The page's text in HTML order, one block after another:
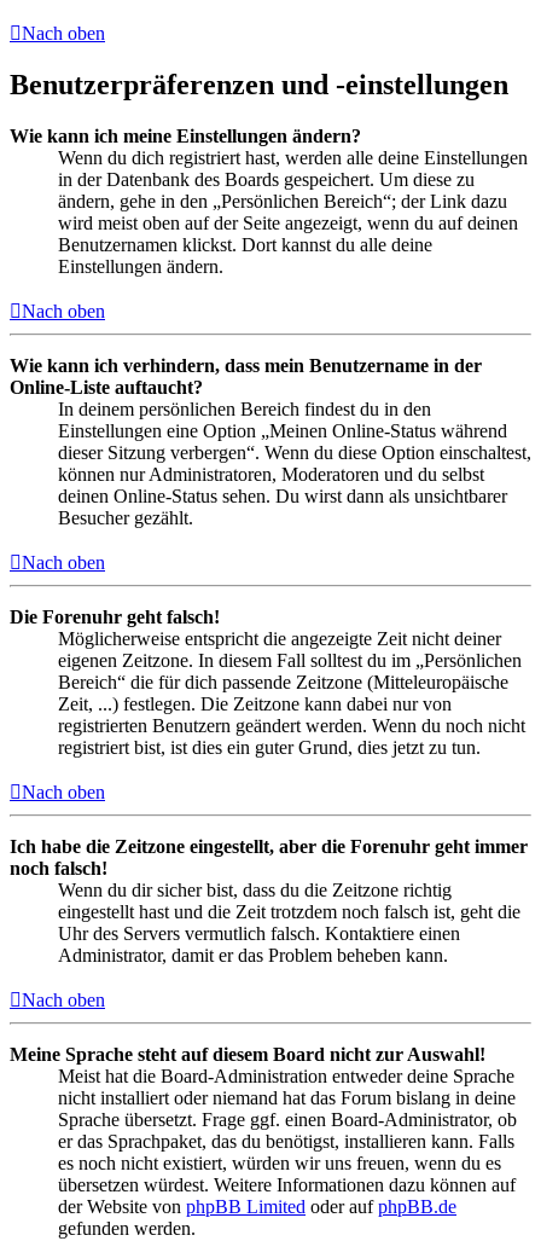
Nach oben
Benutzerpräferenzen und -einstellungen
Wie kann ich meine Einstellungen ändern?
Wenn du dich registriert hast, werden alle deine Einstellungen
in der Datenbank des Boards gespeichert. Um diese zu
ändern, gehe in den „Persönlichen Bereich“; der Link dazu
wird meist oben auf der Seite angezeigt, wenn du auf deinen
Benutzernamen klickst. Dort kannst du alle deine
Einstellungen ändern.
Nach oben
Wie kann ich verhindern, dass mein Benutzername in der
Online-Liste auftaucht?
In deinem persönlichen Bereich findest du in den
Einstellungen eine Option „Meinen Online-Status während
dieser Sitzung verbergen“. Wenn du diese Option einschaltest,
können nur Administratoren, Moderatoren und du selbst
deinen Online-Status sehen. Du wirst dann als unsichtbarer
Besucher gezählt.
Nach oben
Die Forenuhr geht falsch!
Möglicherweise entspricht die angezeigte Zeit nicht deiner
eigenen Zeitzone. In diesem Fall solltest du im „Persönlichen
Bereich“ die für dich passende Zeitzone (Mitteleuropäische
Zeit, ...) festlegen. Die Zeitzone kann dabei nur von
registrierten Benutzern geändert werden. Wenn du noch nicht
registriert bist, ist dies ein guter Grund, dies jetzt zu tun.
Nach oben
Ich habe die Zeitzone eingestellt, aber die Forenuhr geht immer
noch falsch!
Wenn du dir sicher bist, dass du die Zeitzone richtig
eingestellt hast und die Zeit trotzdem noch falsch ist, geht die
Uhr des Servers vermutlich falsch. Kontaktiere einen
Administrator, damit er das Problem beheben kann.
Nach oben
Meine Sprache steht auf diesem Board nicht zur Auswahl!
Meist hat die Board-Administration entweder deine Sprache
nicht installiert oder niemand hat das Forum bislang in deine
Sprache übersetzt. Frage ggf. einen Board-Administrator, ob
er das Sprachpaket, das du benötigst, installieren kann. Falls
es noch nicht existiert, würden wir uns freuen, wenn du es
übersetzen würdest. Weitere Informationen dazu können auf
der Website von phpBB Limited oder aufphpBB.de
gefunden werden.